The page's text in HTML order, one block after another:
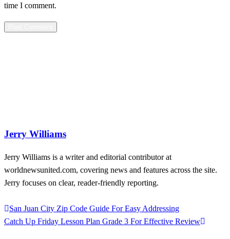
time I comment.
Jerry Williams
Jerry Williams is a writer and editorial contributor at
worldnewsunited.com, covering news and features across the site.
Jerry focuses on clear, reader-friendly reporting.
Post
Previous
Post
San Juan City Zip Code Guide For Easy Addressing
Next
Catch Up Friday Lesson Plan Grade 3 For Effective Review